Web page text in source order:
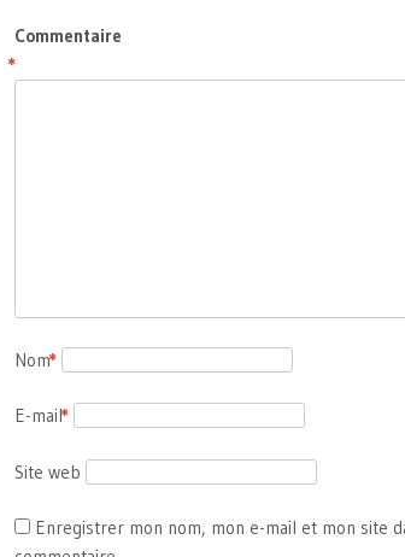
Commentaire
*
Nom
*
E-mail
*
Site web
Enregistrer mon nom, mon e-mail et mon site